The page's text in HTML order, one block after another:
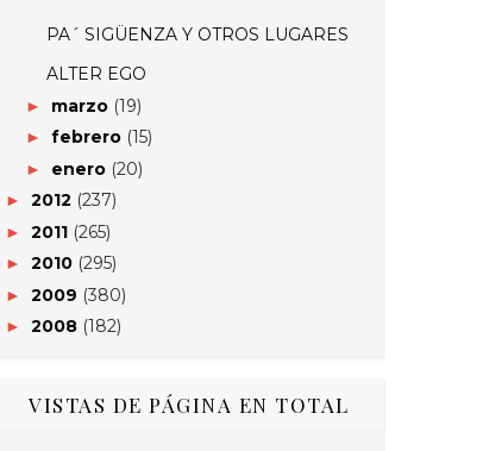
PA´ SIGÜENZA Y OTROS LUGARES
ALTER EGO
► marzo (19)
► febrero (15)
► enero (20)
► 2012 (237)
► 2011 (265)
► 2010 (295)
► 2009 (380)
► 2008 (182)
VISTAS DE PÁGINA EN TOTAL